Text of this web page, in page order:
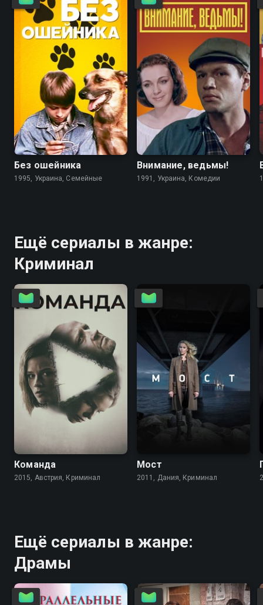
6.7 4.6
Без ошейника
1995, Украина, Семейные
5.6
Внимание, ведьмы!
1991, Украина, Комедии
Ещё сериалы в жанре:
Криминал
Команда
2015, Австрия, Криминал
8.6
Мост
2011, Дания, Криминал
Ещё сериалы в жанре:
Драмы